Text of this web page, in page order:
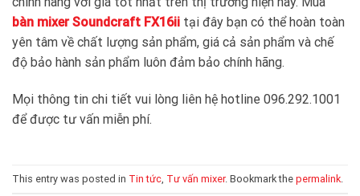
bàn mixer Soundcraft FX16ii tại đây bạn có thể hoàn toàn
yên tâm về chất lượng sản phẩm, giá cả sản phẩm và chế
độ bảo hành sản phẩm luôn đảm bảo chính hãng.
Mọi thông tin chi tiết vui lòng liên hệ hotline 096.292.1001
để được tư vấn miễn phí.
This entry was posted in Tin tức Tư vấn mixer. Bookmark the permalink